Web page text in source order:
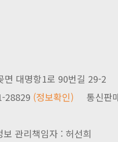
면 대명항1로 90번길 29-2
28829 (정보확인) 통신판
관리책임자 : 허선희